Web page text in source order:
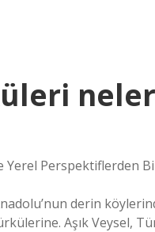
Perspektiflerden
derin
Aşık Veysel,